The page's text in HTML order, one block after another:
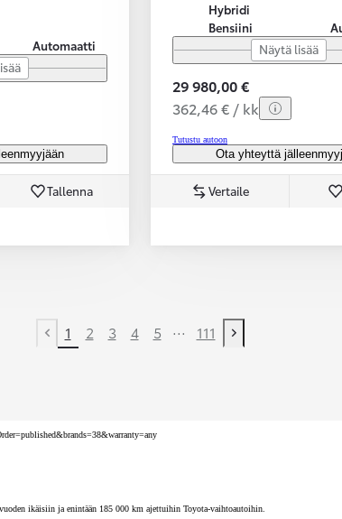
Automaatti
Tallenna
Hybridi
Bensiini
Näytä lisää
29 980,00 €
362,46 € / kk
Tutustu autoon
Ota yhteyttä
Vertaile
Previous page
1 2 3 4 5 ... 111
Next page
ikäisiin ja enintään 185 000 km ajettuihin Toyota-vaihtoautoihin.